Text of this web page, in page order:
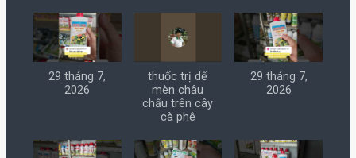
29 tháng 7,
2026
thuốc trị dế
mèn châu
chấu trên cây
cà phê
29 tháng 7,
2026